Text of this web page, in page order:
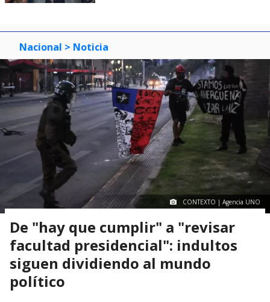
Nacional > Noticia
CONTEXTO | Agencia UNO
De "hay que cumplir" a "revisar
facultad presidencial": indultos
siguen dividiendo al mundo
político